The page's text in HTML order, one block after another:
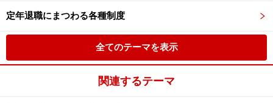
定年退職にまつわる各種制度
全てのテーマを表示
関連するテーマ